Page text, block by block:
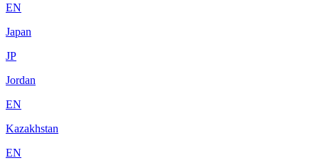
EN
Japan
JP
Jordan
EN
Kazakhstan
EN